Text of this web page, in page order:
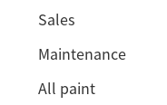
Sales
Maintenance
All paint